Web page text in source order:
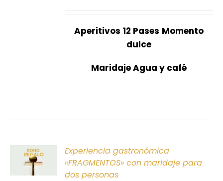
Aperitivos 12 Pases Momento
dulce
Maridaje Agua y café
Experiencia gastronómica
«FRAGMENTOS» con maridaje para
dos personas